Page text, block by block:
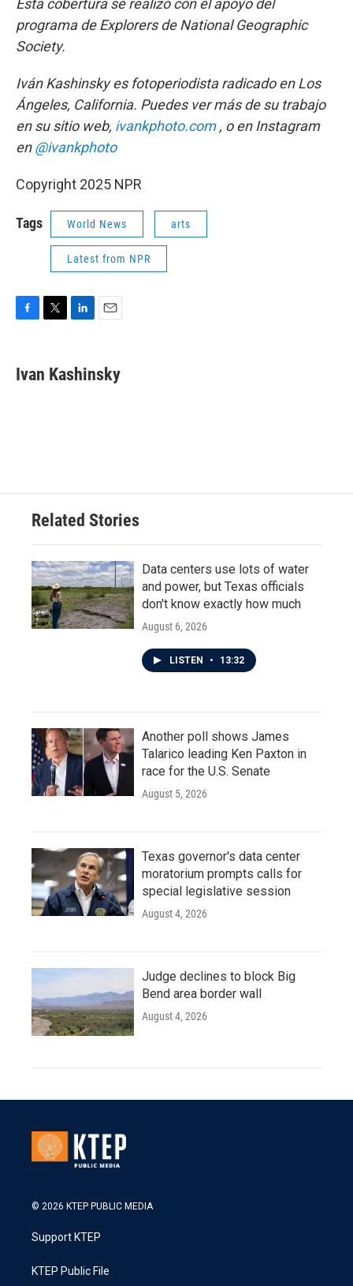
Esta cobertura se realizó con el apoyo del
programa de Explorers de National Geographic
Society.
Iván Kashinsky es fotoperiodista radicado en Los
Ángeles, California. Puedes ver más de su trabajo
en su sitio web, ivankphoto.com, o en Instagram
en@ivankphoto
Copyright 2025 NPR
Tags World News arts
Latest from NPR
e
b
t
t
k
e
i
l
Ivan Kashinsky
Related Stories
Data centers use lots of water
and power, but Texas officials
don't know exactly how much
August 6, 2026
LISTEN • 13:32
Another poll shows James
Talarico leading Ken Paxton in
race for the U.S. Senate
August 5, 2026
Texas governor's data center
moratorium prompts calls for
special legislative session
August 4, 2026
Judge declines to block Big
Bend area border wall
August 4, 2026
© 2026 KTEP PUBLIC MEDIA
Support KTEP
KTEP Public File